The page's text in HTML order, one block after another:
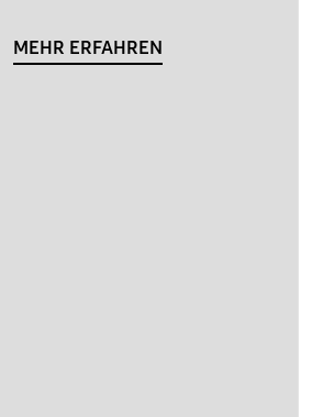
MEHR ERFAHREN